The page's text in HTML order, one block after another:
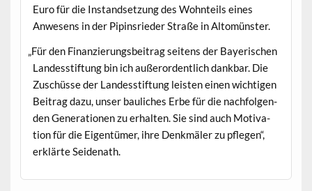
Euro für die Instand­set­zung des Wohn­teils eines
Anwe­sens in der Pip­in­srieder Straße in Altomünster.
„Für den Finanzierungs­beitrag seit­ens der Bay­erischen
Lan­dess­tiftung bin ich außeror­dentlich dankbar. Die
Zuschüsse der Lan­dess­tiftung leis­ten einen wichti­gen
Beitrag dazu, unser baulich­es Erbe für die nach­fol­gen­
den Gen­er­a­tio­nen zu erhal­ten. Sie sind auch Moti­va­
tion für die Eigen­tümer, ihre Denkmäler zu pfle­gen“,
erk­lärte Seidenath.